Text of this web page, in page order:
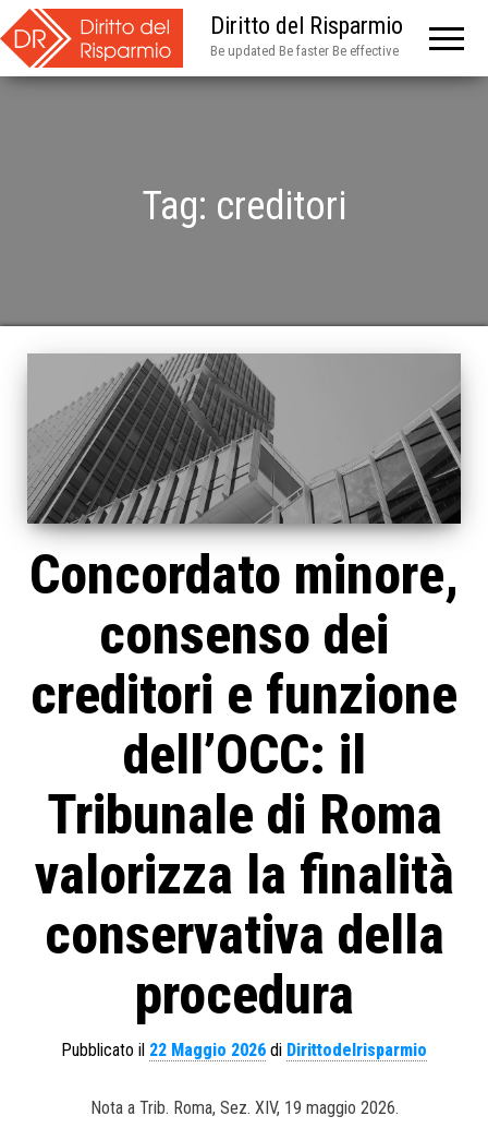
Diritto del Risparmio
Be updated Be faster Be effective
Tag: creditori
Concordato minore,
consenso dei
creditori e funzione
dell’OCC: il
Tribunale di Roma
valorizza la finalità
conservativa della
procedura
Pubblicato il 22 Maggio 2026 di Dirittodelrisparmio
Nota a Trib. Roma, Sez. XIV, 19 maggio 2026.